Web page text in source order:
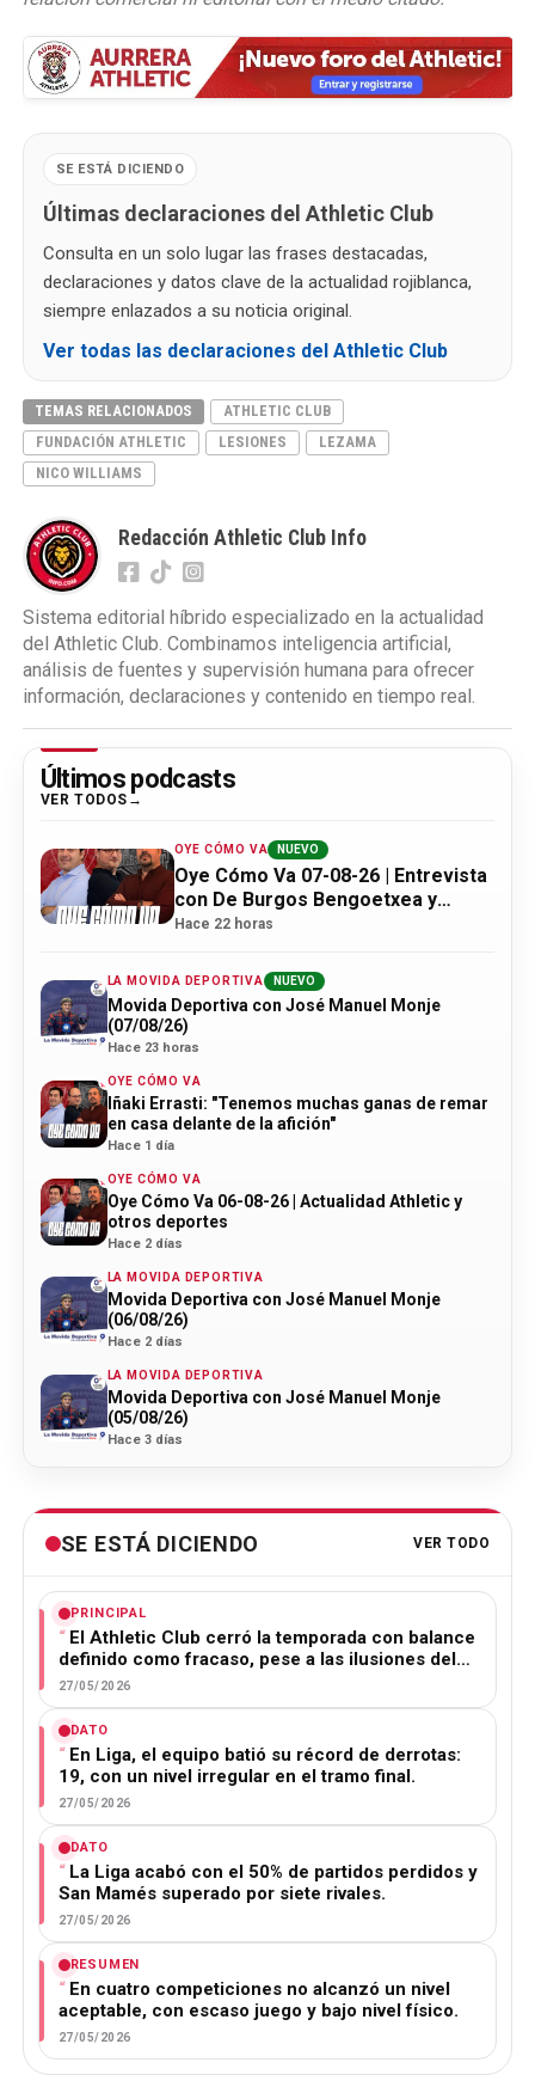
SE ESTÁ DICIENDO
Últimas declaraciones del Athletic Club
Consulta en un solo lugar las frases destacadas,
declaraciones y datos clave de la actualidad rojiblanca,
siempre enlazados a su noticia original.
Ver todas las declaraciones del Athletic Club
TEMAS RELACIONADOS
ATHLETIC CLUB
FUNDACIÓN ATHLETIC
LESIONES
LEZAMA
NICO WILLIAMS
Redacción Athletic Club Info
Sistema editorial híbrido especializado en la actualidad
del Athletic Club. Combinamos inteligencia artificial,
análisis de fuentes y supervisión humana para ofrecer
información, declaraciones y contenido en tiempo real.
Últimos podcasts
VER TODOS
OYE CÓMO VA NUEVO
Oye Cómo Va 07-08-26 | Entrevista
con De Burgos Bengoetxea y
actualidad Athletic
Hace 22 horas
LA MOVIDA DEPORTIVA NUEVO
Movida Deportiva con José Manuel Monje
(07/08/26)
Hace 23 horas
OYE CÓMO VA
Iñaki Errasti: "Tenemos muchas ganas de remar
en casa delante de la afición"
Hace 1 día
OYE CÓMO VA
Oye Cómo Va 06-08-26 | Actualidad Athletic y
otros deportes
Hace 2 días
LA MOVIDA DEPORTIVA
Movida Deportiva con José Manuel Monje
(06/08/26)
Hace 2 días
LA MOVIDA DEPORTIVA
Movida Deportiva con José Manuel Monje
(05/08/26)
Hace 3 días
SE ESTÁ DICIENDO VER TODO
PRINCIPAL
El Athletic Club cerró la temporada con balance
definido como fracaso, pese a las ilusiones del…
27/05/2026
DATO
En Liga, el equipo batió su récord de derrotas:
19, con un nivel irregular en el tramo final.
27/05/2026
DATO
La Liga acabó con el 50% de partidos perdidos y
San Mamés superado por siete rivales.
27/05/2026
RESUMEN
En cuatro competiciones no alcanzó un nivel
aceptable, con escaso juego y bajo nivel físico.
27/05/2026